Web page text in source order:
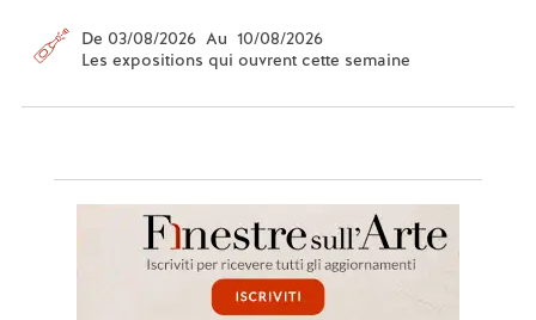
De 03/08/2026 Au 10/08/2026
Les expositions qui ouvrent cette semaine